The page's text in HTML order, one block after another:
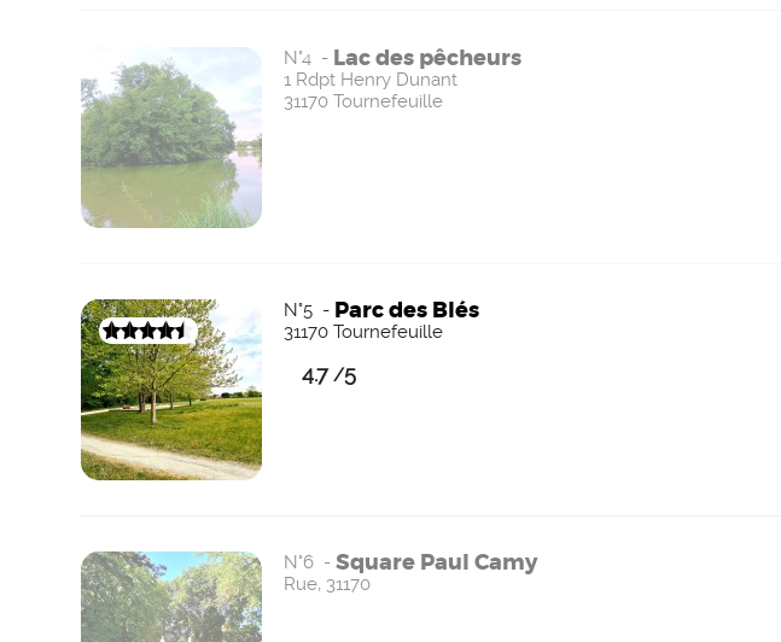
N°4 - Lac des pêcheurs
1 Rdpt Henry Dunant
31170 Tournefeuille
N°5 - Parc des Blés
31170 Tournefeuille
4.7/5
N°6 -Square Paul Camy
Rue, 31170